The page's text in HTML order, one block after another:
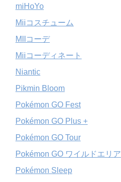
miHoYo
Miiコスチューム
MIIコーデ
Miiコーディネート
Niantic
Pikmin Bloom
Pokémon GO Fest
Pokémon GO Plus +
Pokémon GO Tour
Pokémon GO ワイルドエリア
Pokémon Sleep